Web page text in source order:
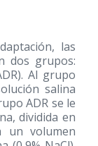
las
dos grupos:
Al grupo
salina
ADR se le
dividida en
un volumen